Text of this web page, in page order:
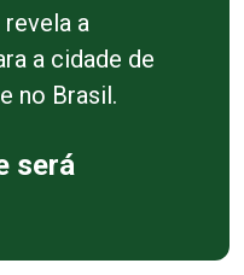
revela a
a cidade de
no Brasil.
será